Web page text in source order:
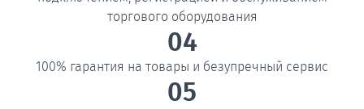
торгового оборудования
04
100% гарантия на товары и безупречный сервис
05